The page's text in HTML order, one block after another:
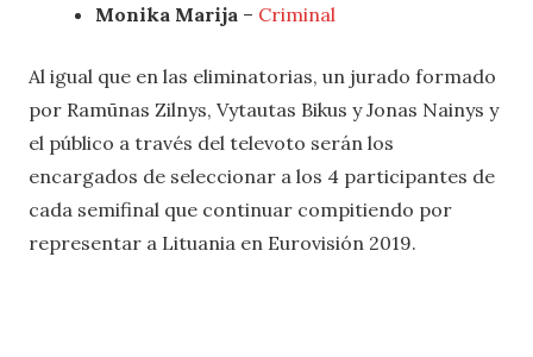
Monika Marija – Criminal
Al igual que en las eliminatorias, un jurado formado
por Ramūnas Zilnys, Vytautas Bikus y Jonas Nainys y
el público a través del televoto serán los
encargados de seleccionar a los 4 participantes de
cada semifinal que continuar compitiendo por
representar a Lituania en Eurovisión 2019.